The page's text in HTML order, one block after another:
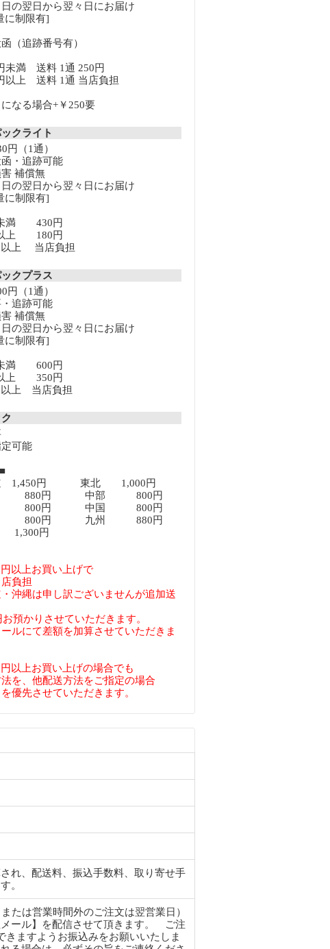
の翌日から翌々日にお届け
に制限有]
（追跡番号有）
未満 送料 1通 250円
以上 送料 1通 当店負担
なる場合+￥250要
ックライト
（1通）
・追跡可能
補償無
の翌日から翌々日にお届け
に制限有]
未満 430円
以上 180円
以上 当店負担
ックプラス
（1通）
追跡可能
補償無
の翌日から翌々日にお届け
に制限有]
未満 600円
以上 350円
以上 当店負担
ク
可能
1,450円 東北 1,000円
880円 中部 800円
800円 中国 800円
800円 九州 880円
円
以上お買い上げで
負担
沖縄は申し訳ございませんが追加送
預かりさせていただきます。
ルにて差額を加算させていただきま
以上お買い上げの場合でも
を、他配送方法をご指定の場合
優先させていただきます。
れ、配送料、振込手数料、取り寄せ手
。
たは営業時間外のご注文は翌営業日）
ール】を配信させて頂きます。 ご注
きますようお振込みをお願いいたしま